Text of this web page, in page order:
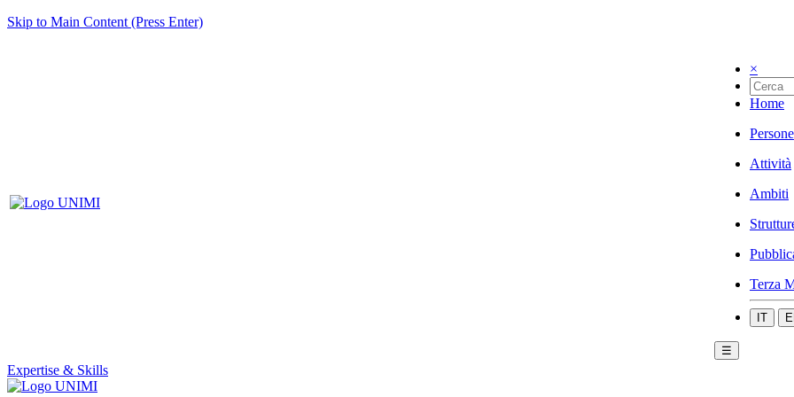
Skip to Main Content (Press Enter)
×
Home
Persone
Attività
Ambiti
Terza
IT
☰
Expertise & Skills